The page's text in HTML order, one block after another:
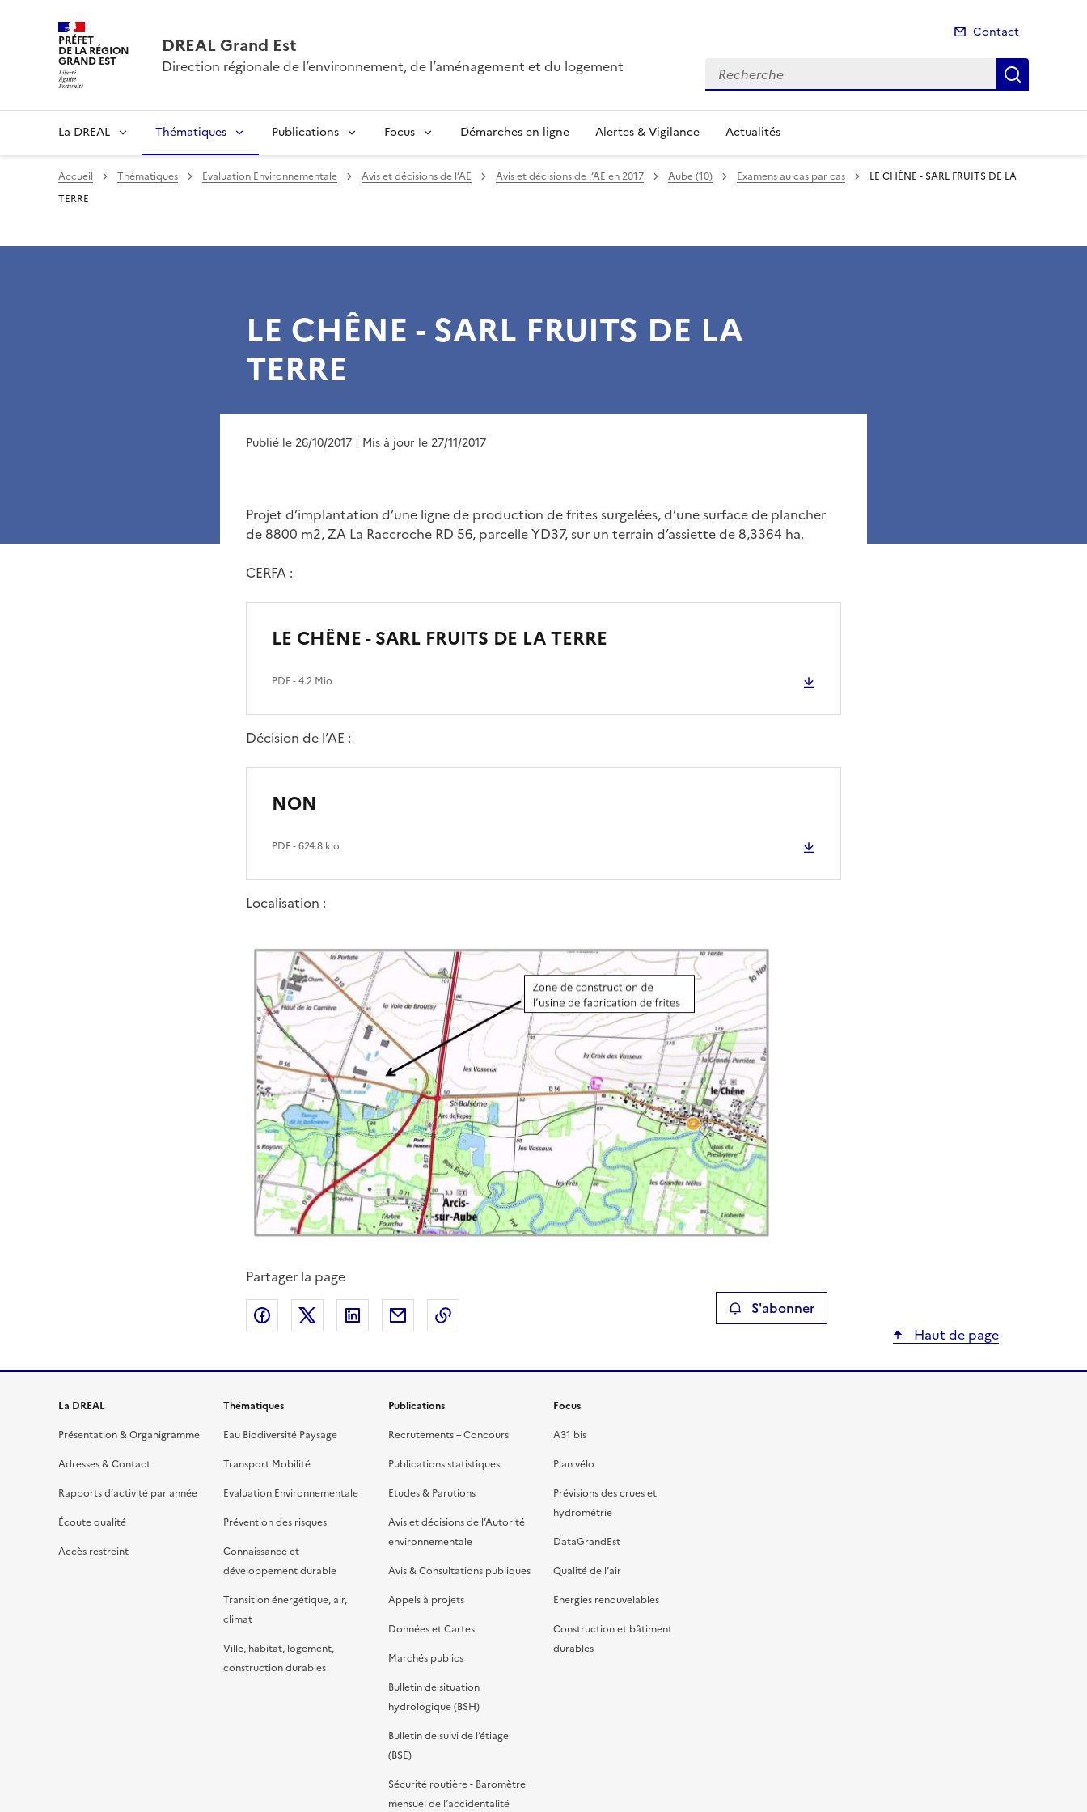
PRÉFET
DE LA RÉGION
GRAND EST
DREAL Grand Est
Direction régionale de l’environnement, de l’aménagement et du logement
Contact
Recherche
La DREAL Thématiques Publications Focus Démarches en ligne Alertes & Vigilance Actualités
Accueil Thématiques Evaluation Environnementale Avis et décisions de l’AE Avis et décisions de l’AE en 2017 Aube (10) Examens au cas par cas
LE CHÊNE - SARL FRUITS DE LA
TERRE
LE CHÊNE - SARL FRUITS DE LA
TERRE
Publié le 26/10/2017 | Mis à jour le 27/11/2017
Projet d’implantation d’une ligne de production de frites surgelées, d’une surface de plancher
de 8800 m2, ZA La Raccroche RD 56, parcelle YD37, sur un terrain d’assiette de 8,3364 ha.
CERFA :
LE CHÊNE - SARL FRUITS DE LA TERRE
PDF- 4.2 Mio
Décision de l’AE :
NON
PDF- 624.8 kio
Localisation :
Partager la page
Partager sur Facebook
Partager sur XPartager sur LinkedIn
Partager par emailCopier le lien de la page dans le presse-papier S'abonner
Haut de page
La DREAL
Présentation & Organigramme
Adresses & Contact
Rapports d’activité par année
Écoute qualité
Accès restreint
Thématiques
Eau Biodiversité Paysage
Transport Mobilité
Evaluation Environnementale
Prévention des risques
Connaissance et
développement durable
Transition énergétique, air,
climat
Ville, habitat, logement,
construction durables
Publications
Recrutements – Concours
Publications statistiques
Etudes & Parutions
Avis et décisions de l’Autorité
environnementale
Avis & Consultations publiques
Appels à projets
Données et Cartes
Marchés publics
Bulletin de situation
hydrologique (BSH)
Bulletin de suivi de l’étiage
(BSE)
Sécurité routière - Baromètre
mensuel de l’accidentalité
Focus
A31 bis
Plan vélo
Prévisions des crues et
hydrométrie
DataGrandEst
Qualité de l’air
Energies renouvelables
Construction et bâtiment
durables